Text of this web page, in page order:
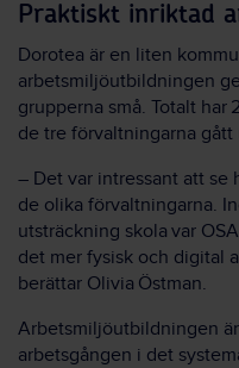
Praktiskt inriktad
Dorotea är en liten
arbetsmiljöutbildningen
grupperna små. Totalt har
de tre förvaltningarna
– Det var intressant att se
de olika förvaltningarna.
utsträckning skola var
det mer fysisk och digital
berättar Olivia Östman.
Arbetsmiljöutbildningen
arbetsgången i det